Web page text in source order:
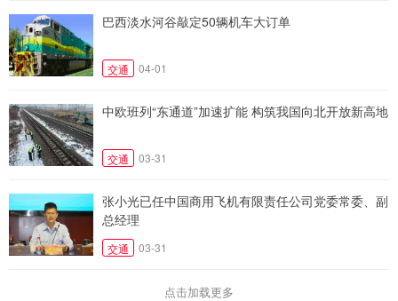
巴西淡水河谷敲定50辆机车大订单
交通 04-01
中欧班列“东通道”加速扩能 构筑我国向北开放新高地
交通 03-31
张小光已任中国商用飞机有限责任公司党委常委、副
总经理
交通 03-31
点击加载更多